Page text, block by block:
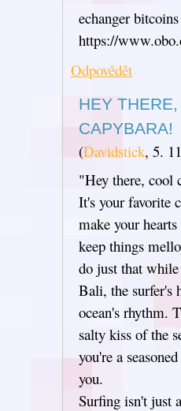
echanger
https://
Odpovědět
HEY
CAPYBARA!
(Davidstick, 5.
"Hey there, cool
It's your favorite
make your
keep things
do just that
Bali, the surfer's
ocean's rhythm.
salty kiss of the
you're a
you.
Surfing isn't just